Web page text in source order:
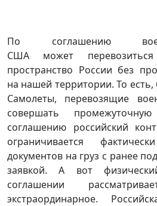
По соглашению
США может
пространство России без
на нашей территории. То есть,
Самолеты, перевозящие
совершать
соглашению российский
ограничивается
документов на груз с ранее
заявкой. А вот
соглашении
экстраординарное.